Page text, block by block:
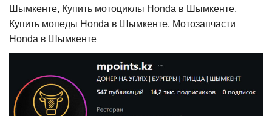
Шымкенте, Купить мотоциклы Honda в Шымкенте,
Купить мопеды Honda в Шымкенте, Мотозапчасти
Honda в Шымкенте